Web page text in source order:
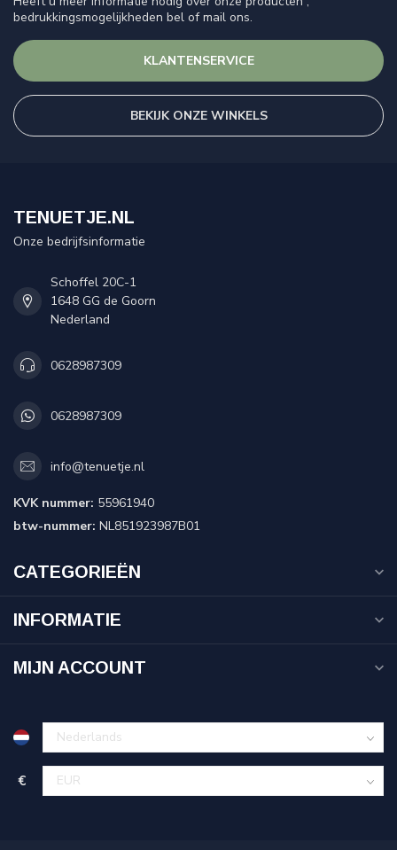
bedrukkingsmogelijkheden bel of mail ons.
KLANTENSERVICE
BEKIJK ONZE WINKELS
TENUETJE.NL
Onze bedrijfsinformatie
Schoffel 20C-1
1648 GG de Goorn
Nederland
0628987309
0628987309
info@tenuetje.nl
KVK nummer: 55961940
btw-nummer: NL851923987B01
CATEGORIEËN
INFORMATIE
MIJN ACCOUNT
€